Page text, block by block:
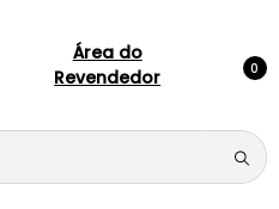
Área do
Revendedor
0